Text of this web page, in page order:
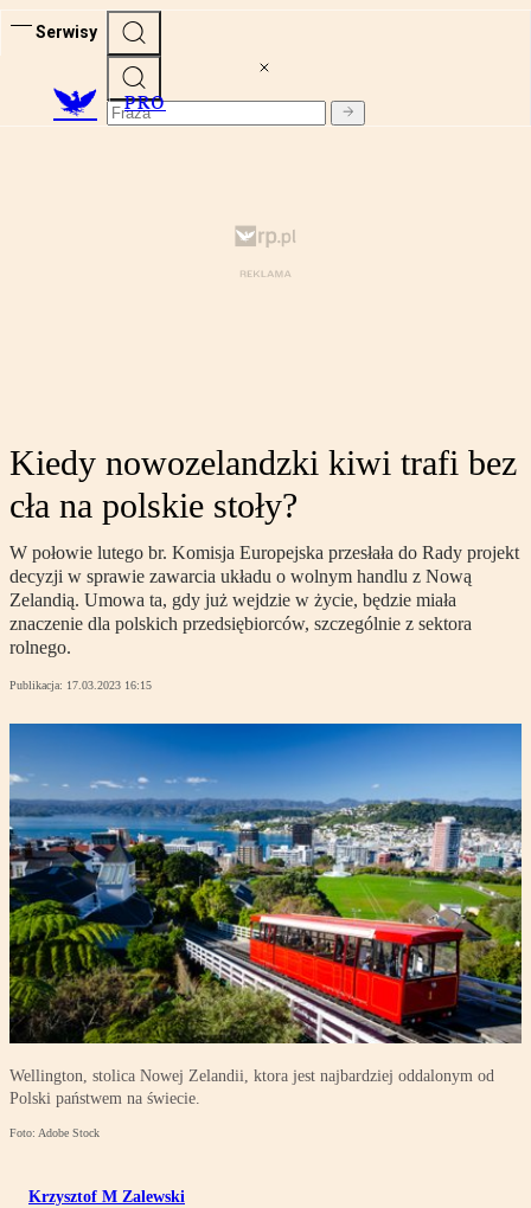
Serwisy
PRO
Kiedy nowozelandzki kiwi trafi bez
cła na polskie stoły?
W połowie lutego br. Komisja Europejska przesłała do Rady projekt
decyzji w sprawie zawarcia układu o wolnym handlu z Nową
Zelandią. Umowa ta, gdy już wejdzie w życie, będzie miała
znaczenie dla polskich przedsiębiorców, szczególnie z sektora
rolnego.
Publikacja: 17.03.2023 16:15
Wellington, stolica Nowej Zelandii, ktora jest najbardziej oddalonym od
Polski państwem na świecie.
Foto: Adobe Stock
Krzysztof M Zalewski